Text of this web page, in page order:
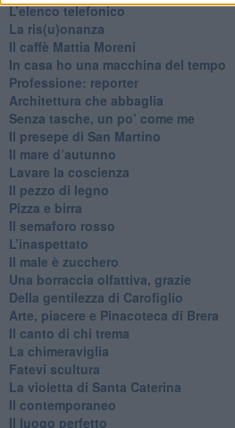
​L’elenco telefonico
​La ris(u)onanza
​Il caffè Mattia Moreni
​In casa ho una macchina del tempo
Professione: reporter
Architettura che abbaglia
​Senza tasche, un po’ come me
​Il presepe di San Martino
​Il mare d’autunno
​Lavare la coscienza
​Il pezzo di legno
​Pizza e birra
​Il semaforo rosso
​L’inaspettato
​Il male è zucchero
​Una borraccia olfattiva, grazie
​Della gentilezza di Carofiglio
Arte, piacere e Pinacoteca di Brera
​Il canto di chi trema
La chimeraviglia
​Fatevi scultura
​La violetta di Santa Caterina
​Il contemporaneo
​Il luogo perfetto